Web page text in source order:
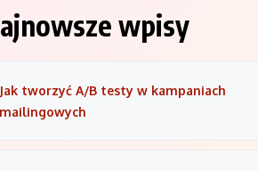
wpisy
Jak tworzyć A/B testy w kampaniach
mailingowych